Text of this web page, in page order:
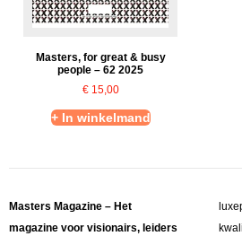
Masters, for great & busy
people – 62 2025
€15,00
+ In winkelmand
Masters Magazine – Het
magazine voor visionairs, leiders